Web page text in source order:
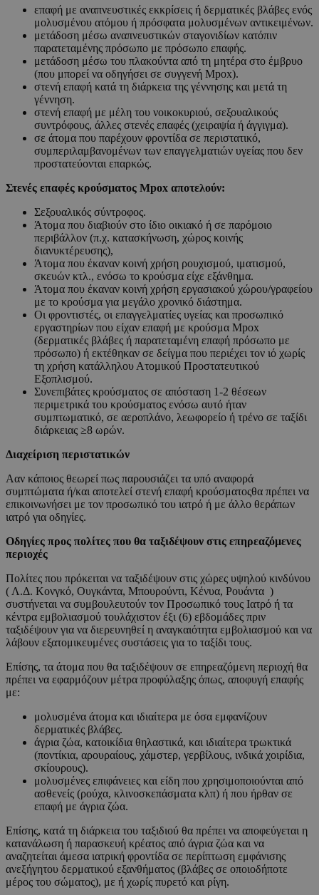
επαφή με αναπνευστικές εκκρίσεις ή δερματικές βλάβες ενός
μολυσμένου ατόμου ή πρόσφατα μολυσμένων αντικειμένων.
μετάδοση μέσω αναπνευστικών σταγονιδίων κατόπιν
παρατεταμένης πρόσωπο με πρόσωπο επαφής.
μετάδοση μέσω του πλακούντα από τη μητέρα στο έμβρυο
(που μπορεί να οδηγήσει σε συγγενή Mpox).
στενή επαφή κατά τη διάρκεια της γέννησης και μετά τη
γέννηση.
στενή επαφή με μέλη του νοικοκυριού, σεξουαλικούς
συντρόφους, άλλες στενές επαφές (χειραψία ή άγγιγμα).
σε άτομα που παρέχουν φροντίδα σε περιστατικό,
συμπεριλαμβανομένων των επαγγελματιών υγείας που δεν
προστατεύονται επαρκώς.
Στενές επαφές κρούσματος Mpox αποτελούν:
Σεξουαλικός σύντροφος.
Άτομα που διαβιούν στο ίδιο οικιακό ή σε παρόμοιο
περιβάλλον (π.χ. κατασκήνωση, χώρος κοινής
διανυκτέρευσης),
Άτομα που έκαναν κοινή χρήση ρουχισμού, ιματισμού,
σκευών κτλ., ενόσω το κρούσμα είχε εξάνθημα.
Άτομα που έκαναν κοινή χρήση εργασιακού χώρου/γραφείου
με το κρούσμα για μεγάλο χρονικό διάστημα.
Οι φροντιστές, οι επαγγελματίες υγείας και προσωπικό
εργαστηρίων που είχαν επαφή με κρούσμα Mpox
(δερματικές βλάβες ή παρατεταμένη επαφή πρόσωπο με
πρόσωπο) ή εκτέθηκαν σε δείγμα που περιέχει τον ιό χωρίς
τη χρήση κατάλληλου Ατομικού Προστατευτικού
Εξοπλισμού.
Συνεπιβάτες κρούσματος σε απόσταση 1-2 θέσεων
περιμετρικά του κρούσματος ενόσω αυτό ήταν
συμπτωματικό, σε αεροπλάνο, λεωφορείο ή τρένο σε ταξίδι
διάρκειας ≥8 ωρών.
Διαχείριση περιστατικών
Ααν κάποιος θεωρεί πως παρουσιάζει τα υπό αναφορά
συμπτώματα ή/και αποτελεί στενή επαφή κρούσματοςθα πρέπει να
επικοινωνήσει με τον προσωπικό του ιατρό ή με άλλο θεράπων
ιατρό για οδηγίες.
Οδηγίες προς πολίτες που θα ταξιδέψουν στις επηρεαζόμενες
περιοχές
Πολίτες που πρόκειται να ταξιδέψουν στις χώρες υψηλού κινδύνου
( Λ.Δ. Κονγκό, Ουγκάντα, Μπουρούντι, Κένυα, Ρουάντα )
συστήνεται να συμβουλευτούν τον Προσωπικό τους Ιατρό ή τα
κέντρα εμβολιασμού τουλάχιστον έξι (6) εβδομάδες πριν
ταξιδέψουν για να διερευνηθεί η αναγκαιότητα εμβολιασμού και να
λάβουν εξατομικευμένες συστάσεις για το ταξίδι τους.
Επίσης, τα άτομα που θα ταξιδέψουν σε επηρεαζόμενη περιοχή θα
πρέπει να εφαρμόζουν μέτρα προφύλαξης όπως, αποφυγή επαφής
με:
μολυσμένα άτομα και ιδιαίτερα με όσα εμφανίζουν
δερματικές βλάβες.
άγρια ζώα, κατοικίδια θηλαστικά, και ιδιαίτερα τρωκτικά
(ποντίκια, αρουραίους, χάμστερ, γερβίλους, ινδικά χοιρίδια,
σκίουρους).
μολυσμένες επιφάνειες και είδη που χρησιμοποιούνται από
ασθενείς (ρούχα, κλινοσκεπάσματα κλπ) ή που ήρθαν σε
επαφή με άγρια ζώα.
Επίσης, κατά τη διάρκεια του ταξιδιού θα πρέπει να αποφεύγεται η
κατανάλωση ή παρασκευή κρέατος από άγρια ζώα και να
αναζητείται άμεσα ιατρική φροντίδα σε περίπτωση εμφάνισης
ανεξήγητου δερματικού εξανθήματος (βλάβες σε οποιοδήποτε
μέρος του σώματος), με ή χωρίς πυρετό και ρίγη.